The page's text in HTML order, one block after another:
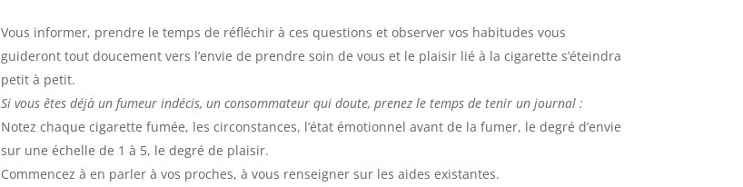
Vous informer, prendre le temps de réfléchir à ces questions et observer vos habitudes vous
guideront tout doucement vers l’envie de prendre soin de vous et le plaisir lié à la cigarette s’éteindra
petit à petit.
Si vous êtes déjà un fumeur indécis, un consommateur qui doute, prenez le temps de tenir un journal :
Notez chaque cigarette fumée, les circonstances, l’état émotionnel avant de la fumer, le degré d’envie
sur une échelle de 1 à 5, le degré de plaisir.
Commencez à en parler à vos proches, à vous renseigner sur les aides existantes.